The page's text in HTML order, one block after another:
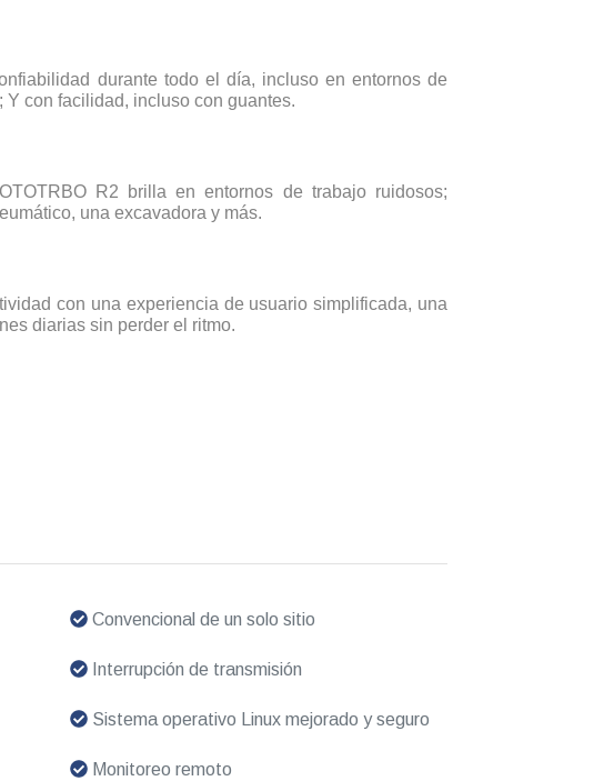
durante todo el día, incluso en entornos de
con facilidad, incluso con guantes.
R2 brilla en entornos de trabajo ruidosos;
una excavadora y más.
con una experiencia de usuario simplificada, una
diarias sin perder el ritmo.
Convencional de un solo sitio
Interrupción de transmisión
Sistema operativo Linux mejorado y seguro
Monitoreo remoto